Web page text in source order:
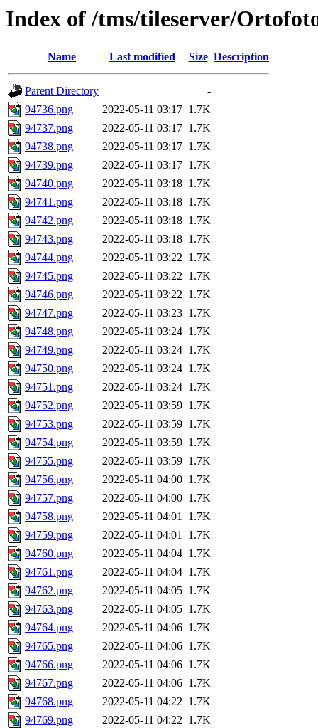
Index of /tms/tileserver/
Name Last modified Size Description
Parent Directory
-
94736.png
2022-05-11 03:17 1.7K
94737.png
2022-05-11 03:17 1.7K
94738.png
2022-05-11 03:17 1.7K
94739.png
2022-05-11 03:17 1.7K
94740.png
2022-05-11 03:18 1.7K
94741.png
2022-05-11 03:18 1.7K
94742.png
2022-05-11 03:18 1.7K
94743.png
2022-05-11 03:18 1.7K
94744.png
2022-05-11 03:22 1.7K
94745.png
2022-05-11 03:22 1.7K
94746.png
2022-05-11 03:22 1.7K
94747.png
2022-05-11 03:23 1.7K
94748.png
2022-05-11 03:24 1.7K
94749.png
2022-05-11 03:24 1.7K
94750.png
2022-05-11 03:24 1.7K
94751.png
2022-05-11 03:24 1.7K
94752.png
2022-05-11 03:59 1.7K
94753.png
2022-05-11 03:59 1.7K
94754.png
2022-05-11 03:59 1.7K
94755.png
2022-05-11 03:59 1.7K
94756.png
2022-05-11 04:00 1.7K
94757.png
2022-05-11 04:00 1.7K
94758.png
2022-05-11 04:01 1.7K
94759.png
2022-05-11 04:01 1.7K
94760.png
2022-05-11 04:04 1.7K
94761.png
2022-05-11 04:04 1.7K
94762.png
2022-05-11 04:05 1.7K
94763.png
2022-05-11 04:05 1.7K
94764.png
2022-05-11 04:06 1.7K
94765.png
2022-05-11 04:06 1.7K
94766.png
2022-05-11 04:06 1.7K
94767.png
2022-05-11 04:06 1.7K
94768.png
2022-05-11 04:22 1.7K
94769.png
2022-05-11 04:22 1.7K